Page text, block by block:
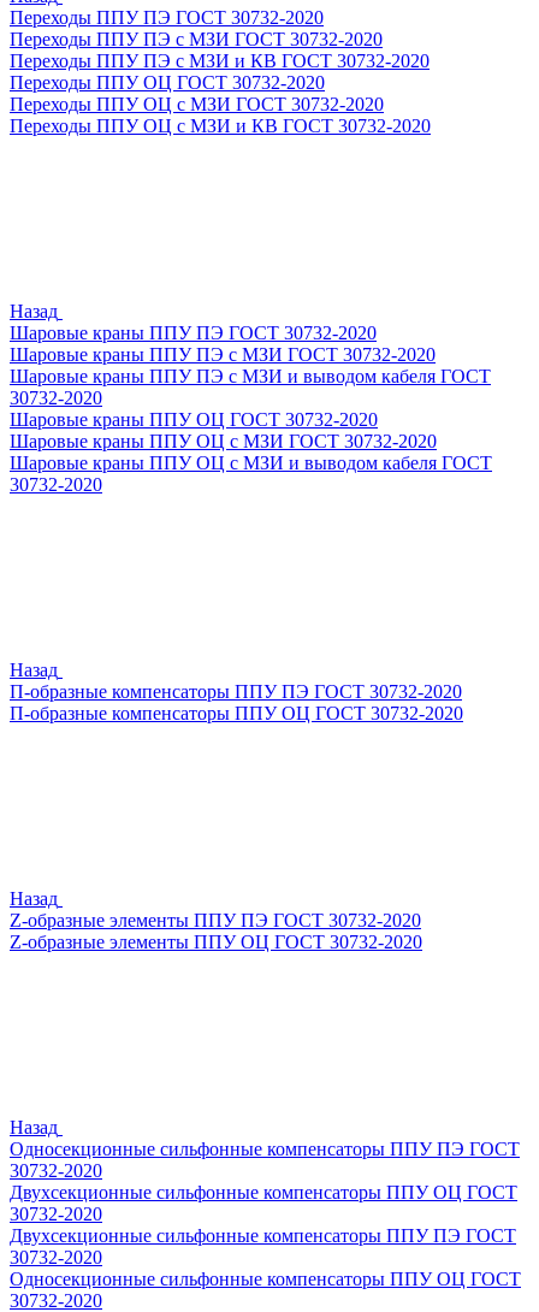
Переходы ППУ ПЭ ГОСТ 30732-2020
Переходы ППУ ПЭ с МЗИ ГОСТ 30732-2020
Переходы ППУ ПЭ с МЗИ и КВ ГОСТ 30732-2020
Переходы ППУ ОЦ ГОСТ 30732-2020
Переходы ППУ ОЦ с МЗИ ГОСТ 30732-2020
Переходы ППУ ОЦ с МЗИ и КВ ГОСТ 30732-2020
Назад
Шаровые краны ППУ ПЭ ГОСТ 30732-2020
Шаровые краны ППУ ПЭ с МЗИ ГОСТ 30732-2020
Шаровые краны ППУ ПЭ с МЗИ и выводом кабеля ГОСТ
30732-2020
Шаровые краны ППУ ОЦ ГОСТ 30732-2020
Шаровые краны ППУ ОЦ с МЗИ ГОСТ 30732-2020
Шаровые краны ППУ ОЦ с МЗИ и выводом кабеля ГОСТ
30732-2020
Назад
П-образные компенсаторы ППУ ПЭ ГОСТ 30732-2020
П-образные компенсаторы ППУ ОЦ ГОСТ 30732-2020
Назад
Z-образные элементы ППУ ПЭ ГОСТ 30732-2020
Z-образные элементы ППУ ОЦ ГОСТ 30732-2020
Назад
Односекционные сильфонные компенсаторы ППУ ПЭ ГОСТ
30732-2020
Двухсекционные сильфонные компенсаторы ППУ ОЦ ГОСТ
30732-2020
Двухсекционные сильфонные компенсаторы ППУ ПЭ ГОСТ
30732-2020
Односекционные сильфонные компенсаторы ППУ ОЦ ГОСТ
30732-2020